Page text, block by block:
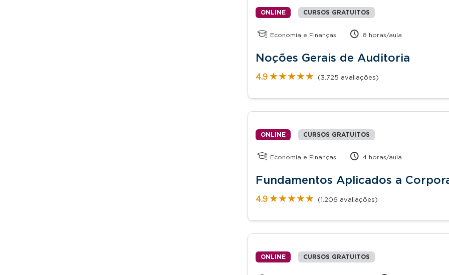
ONLINE CURSOS GRATUITOS
Economia e Finanças 8 horas/aula
Noções Gerais de Auditoria
4.9 ★★★★★
★★★★★ (3.725 avaliações)
ONLINE CURSOS GRATUITOS
Economia e Finanças 4 horas/aula
Fundamentos Aplicados a
4.9 ★★★★★
★★★★★ (1.206 avaliações)
ONLINE CURSOS GRATUITOS